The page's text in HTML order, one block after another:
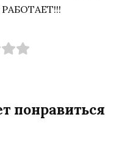
понравиться